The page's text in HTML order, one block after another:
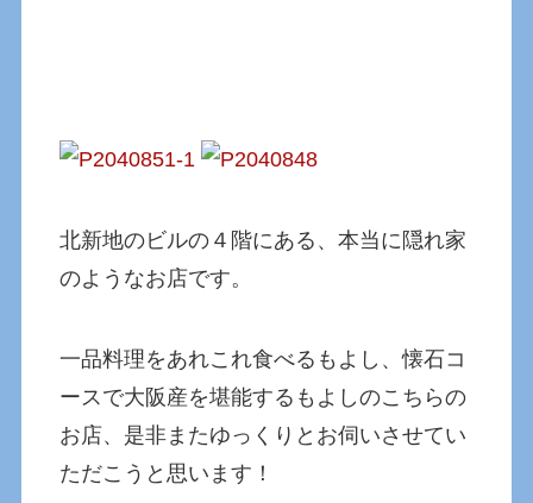
北新地のビルの４階にある、本当に隠れ家
のようなお店です。
一品料理をあれこれ食べるもよし、懐石コ
ースで大阪産を堪能するもよしのこちらの
お店、是非またゆっくりとお伺いさせてい
ただこうと思います！